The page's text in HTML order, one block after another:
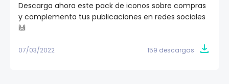
Descarga ahora este pack de iconos sobre compras
y complementa tus publicaciones en redes sociales
🙌
07/03/2022 159 descargas